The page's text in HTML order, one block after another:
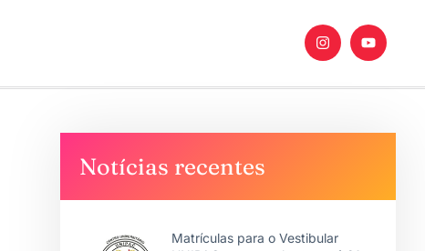
Notícias recentes
Matrículas para o Vestibular